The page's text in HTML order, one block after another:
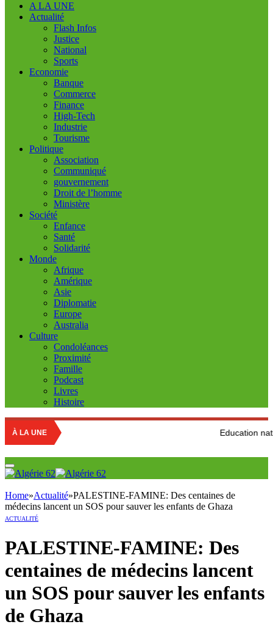
A LA UNE
Actualité
Flash Infos
Justice
National
Sports
Economie
Banque
Commerce
Finance
High-Tech
Industrie
Tourisme
Politique
Association
Communiqué
gouvernement
Droit de l’homme
Ministère
Société
Enfance
Santé
Solidarité
Monde
Afrique
Amérique
Asie
Diplomatie
Europe
Australia
Culture
Condoléances
Proximité
Famille
Podcast
Livres
Histoire
À LA UNE Education nationale : Louisa
Home»Actualité»PALESTINE-FAMINE: Des centaines de
médecins lancent un SOS pour sauver les enfants de Ghaza
ACTUALITÉ
PALESTINE-FAMINE: Des
centaines de médecins lancent
un SOS pour sauver les enfants
de Ghaza